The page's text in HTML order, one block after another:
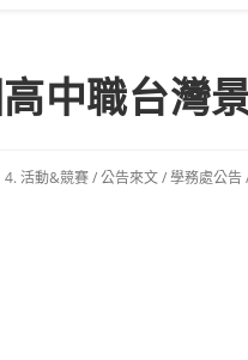
高中職台灣
4. 活動&競賽/公告來文/學務處公告